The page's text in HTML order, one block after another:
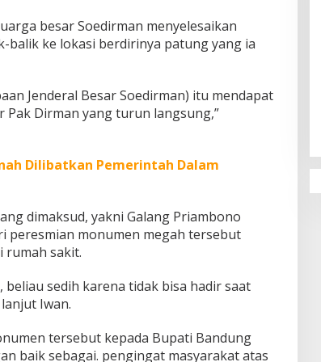
besar Soedirman menyelesaikan
ke lokasi berdirinya patung yang ia
Jenderal Besar Soedirman) itu mendapat
Pak Dirman yang turun langsung,”
Dilibatkan Pemerintah Dalam
dimaksud, yakni Galang Priambono
peresmian monumen megah tersebut
rumah sakit.
beliau sedih karena tidak bisa hadir saat
Iwan.
tersebut kepada Bupati Bandung
baik sebagai. pengingat masyarakat atas
Penguatan Pendidikan Agama dan
Karakter Sekolah Nur Al Rahman
Bikin Sekolah di Malaysia Tertarik